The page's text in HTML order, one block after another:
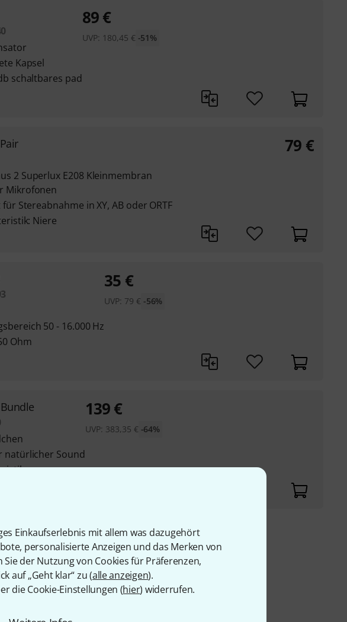
Einkaufserlebnis mit allem was dazugehört
personalisierte Anzeigen und das Merken von
der Nutzung von Cookies für Präferenzen,
auf „Geht klar“ zu (alle anzeigen).
die Cookie-Einstellungen (hier) widerrufen.
Kapsel
schaltbares pad
89€
UVP: 180,45 € -51%
2 Superlux E208 Kleinmembran
Mikrofonen
Stereabnahme in XY, AB oder ORTF
Niere
79 €
50 - 16.000 Hz
Ohm
35 €
UVP: 79 € -56%
natürlicher Sound
139€
UVP: 383,35 € -64%
Versand ab 29 €
Alle Preise inkl. MwSt.